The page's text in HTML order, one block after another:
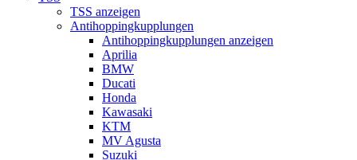
TSS anzeigen
Antihoppingkupplungen
Antihoppingkupplungen anzeigen
Aprilia
BMW
Ducati
Honda
Kawasaki
KTM
MV Agusta
Suzuki